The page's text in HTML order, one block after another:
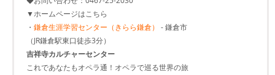
▼ホームページはこちら
・ 鎌倉生涯学習センター（きらら鎌倉） - 鎌倉市
（JR鎌倉駅東口徒歩3分）
吉祥寺カルチャーセンター
これであなたもオペラ通！オペラで巡る世界の旅